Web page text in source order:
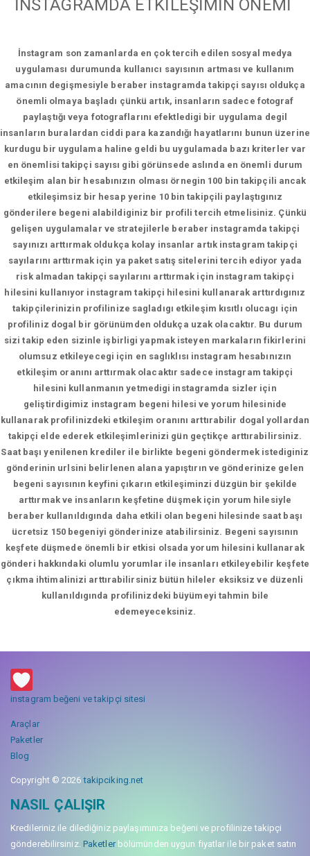
İNSTAGRAMDA ETKİLEŞİMİN ÖNEMİ
İnstagram son zamanlarda en çok tercih edilen sosyal medya
uygulaması durumunda kullanıcı sayısının artması ve kullanım
amacının degişmesiyle beraber instagramda takipçi sayısı oldukça
önemli olmaya başladı çünkü artık, insanların sadece fotograf
paylaştığı veya fotograflarını efektledigi bir uygulama degil
insanların buralardan ciddi para kazandığı hayatlarını bunun üzerine
kurdugu bir uygulama haline geldi bu uygulamada bazı kriterler var
en önemlisi takipçi sayısı gibi görünsede aslında en önemli durum
etkileşim alan bir hesabınızın olması örnegin 100 bin takipçili ancak
etkileşimsiz bir hesap yerine 10 bin takipçili paylaştıgınız
gönderilere begeni alabildiginiz bir profili tercih etmelisiniz. Çünkü
gelişen uygulamalar ve stratejilerle beraber instagramda takipçi
sayınızı arttırmak oldukça kolay insanlar artık instagram takipçi
sayılarını arttırmak için ya paket satış sitelerini tercih ediyor yada
risk almadan takipçi sayılarını arttırmak için instagram takipçi
hilesini kullanıyor instagram takipçi hilesini kullanarak arttırdıgınız
takipçilerinizin profilinize sagladıgı etkileşim kısıtlı olucagı için
profiliniz dogal bir görünümden oldukça uzak olacaktır. Bu durum
sizi takip eden sizinle işbirligi yapmak isteyen markaların fikirlerini
olumsuz etkileyecegi için en saglıklısı instagram hesabınızın
etkileşim oranını arttırmak olacaktır sadece instagram takipçi
hilesini kullanmanın yetmedigi instagramda sizler için
geliştirdigimiz instagram begeni hilesi ve yorum hilesinide
kullanarak profilinizdeki etkileşim oranını arttırabilir dogal yollardan
takipçi elde ederek etkileşimlerinizi gün geçtikçe arttırabilirsiniz.
Saat başı yenilenen krediler ile birlikte begeni göndermek istediginiz
gönderinin urlsini belirlenen alana yapıştırın ve gönderinize gelen
begeni sayısının keyfini çıkarın etkileşiminzi düzgün bir şekilde
arttırmak ve insanların keşfetine düşmek için yorum hilesiyle
beraber kullanıldıgında daha etkili olan begeni hilesinde saat başı
ücretsiz 150 begeniyi gönderinize atabilirsiniz. Begeni sayısının
keşfete düşmede önemli bir etkisi olsada yorum hilesini kullanarak
gönderi hakkındaki olumlu yorumlar ile insanları etkileyebilir keşfete
çıkma ihtimalinizi arttırabilirsiniz bütün hileler eksiksiz ve düzenli
kullanıldıgında profilinizdeki büyümeyi tahmin bile
edemeyeceksiniz.
instagram beğeni ve takipçi sitesi
Araçlar
Paketler
Blog
Copyright © 2026takipciking.net
NASIL ÇALIŞIR
Kredileriniz ile dilediğiniz paylaşımınıza beğeni ve profilinize takipçi
gönderebilirsiniz. Paketlerbölümünden uygun fiyatlar ile bir paket satın